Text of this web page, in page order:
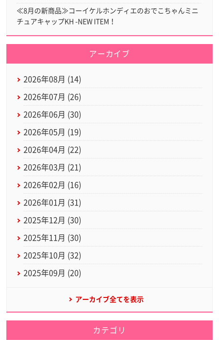
≪8月の新商品≫コーイケルホンディエのおでこちゃんミニ
チュアキャップKH -NEW ITEM！
アーカイブ
2026年08月 (14)
2026年07月 (26)
2026年06月 (30)
2026年05月 (19)
2026年04月 (22)
2026年03月 (21)
2026年02月 (16)
2026年01月 (31)
2025年12月 (30)
2025年11月 (30)
2025年10月 (32)
2025年09月 (20)
アーカイブ全てを表示
カテゴリ